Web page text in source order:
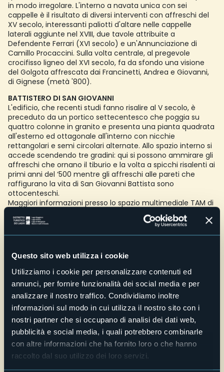
Questo sito web utilizza i cookie
Utilizziamo i cookie per personalizzare contenuti ed
annunci, per fornire funzionalità dei social media e per
analizzare il nostro traffico. Condividiamo inoltre
informazioni sul modo in cui utilizza il nostro sito con i
nostri partner che si occupano di analisi dei dati web,
pubblicità e social media, i quali potrebbero combinarle
con altre informazioni che ha fornito loro o che hanno
raccolto dal suo utilizzo dei loro servizi.
in modo irregolare. L'interno a navata unica con sei
cappelle è il risultato di diversi interventi con affreschi del
XV secolo, interessanti paliotti d'altare nelle cappelle
laterali aggiunte nel XVIII, due tavole attribuite a
Defendente Ferrari (XVI secolo) e un'Annunciazione di
Camillo Procaccini. Sulla volta centrale, al pregevole
crocifisso ligneo del XVI secolo, fa da sfondo una visione
del Golgota affrescata dai Francinetti, Andrea e Giovanni,
di Gignese (metà '800).
BATTISTERO DI SAN GIOVANNI
L'edificio, che recenti studi fanno risalire al V secolo, è
preceduto da un portico settecentesco che poggia su
quattro colonne in granito e presenta una pianta quadrata
all'esterno ed ottagonale all'interno con nicchie
rettangolari e semi circolari alternate. Allo spazio interno si
accede scendendo tre gradini: qui si possono ammirare gli
affreschi che ornano il tiburio e la volta a spicchi risalenti ai
primi anni del ‘500 mentre gli affreschi alle pareti che
raffigurano la vita di San Giovanni Battista sono
ottocenteschi.
Maggiori informazioni presso lo spazio multimediale TAM di
Cureggio (NO), centro di documentazione dedicato all’arte
e alla storia medievale del novarese -
Su un lato della piazza è presente l’incantevole porticato
della Via Crucis, con colonne in granito; gli affreschi,
risalenti all’ottocento, sono del pittore valsesiano Giovanni
Avondo e terminano con la vecchia cappella funeraria
trasformata poi nella quattordicesima stazione dedicata al
Sepolcro. La cappella accoglie al suo interno una statua
lignea di Cristo e gli strumenti della Passione.
Fonte: ITUR s.c.
E-mail
info@bavenoturismo.it